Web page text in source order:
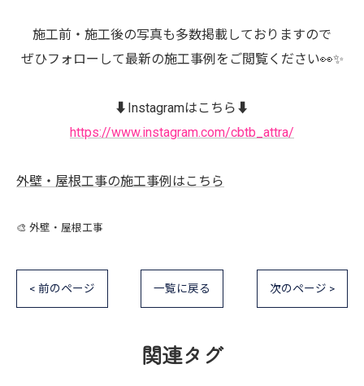
施工前・施工後の写真も多数掲載しておりますので
ぜひフォローして最新の施工事例をご閲覧ください👀✨
⬇️Instagramはこちら⬇️
https://www.instagram.com/cbtb_attra/
外壁・屋根工事の施工事例はこちら
🎨 外壁・屋根工事
< 前のページ 一覧に戻る 次のページ >
関連タグ